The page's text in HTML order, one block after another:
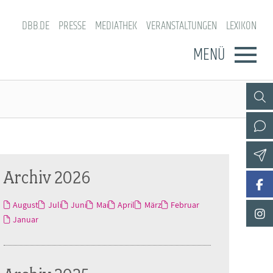
DBB.DE PRESSE MEDIATHEK VERANSTALTUNGEN LEXIKON
MENÜ
Archiv 2026
August Juli Juni Mai April März
Februar
Januar